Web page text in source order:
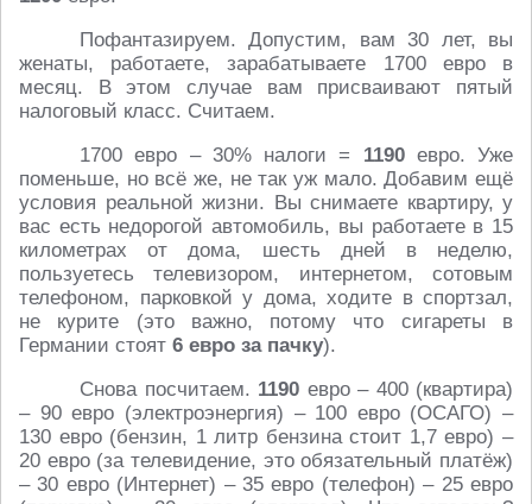
Пофантазируем. Допустим, вам 30 лет, вы
женаты, работаете, зарабатываете 1700 евро в
месяц. В этом случае вам присваивают пятый
налоговый класс. Считаем.
1700 евро – 30% налоги = 1190евро. Уже
поменьше, но всё же, не так уж мало. Добавим ещё
условия реальной жизни. Вы снимаете квартиру, у
вас есть недорогой автомобиль, вы работаете в 15
километрах от дома, шесть дней в неделю,
пользуетесь телевизором, интернетом, сотовым
телефоном, парковкой у дома, ходите в спортзал,
не курите (это важно, потому что сигареты в
Германии стоят 6 евро за пачку).
Снова посчитаем. 1190 евро – 400 (квартира)
– 90 евро (электроэнергия) – 100 евро (ОСАГО) –
130 евро (бензин, 1 литр бензина стоит 1,7 евро) –
20 евро (за телевидение, это обязательный платёж)
– 30 евро (Интернет) – 35 евро (телефон) – 25 евро